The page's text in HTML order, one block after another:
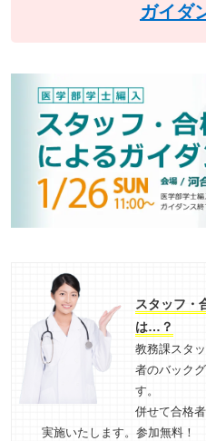
ガイダ
スタッフ・
は…？
教務課スタ
者のバック
す。
併せて合格
実施いたします。参加無料！